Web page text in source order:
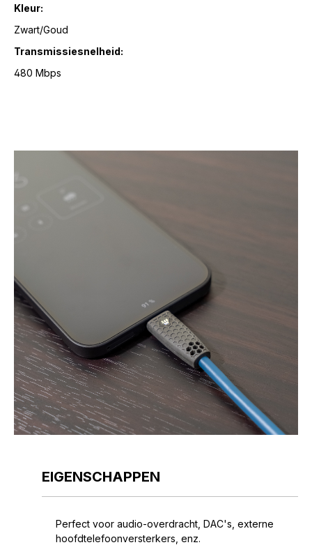
Kleur:
Zwart/Goud
Transmissiesnelheid:
480 Mbps
EIGENSCHAPPEN
Perfect voor audio-overdracht, DAC's, externe
hoofdtelefoonversterkers, enz.